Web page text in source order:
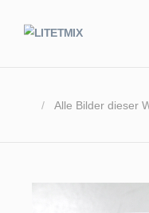
/ Alle Bilder dieser